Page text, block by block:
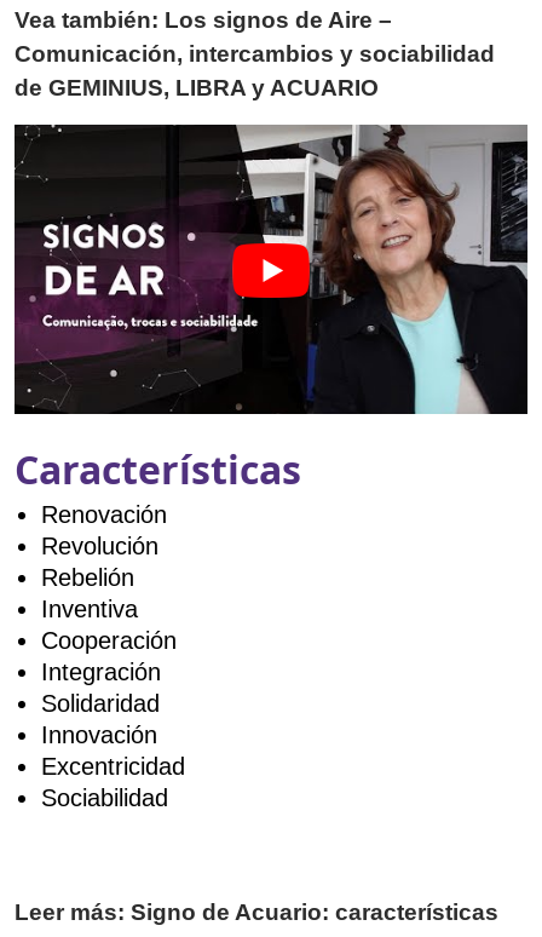
Vea también: Los signos de Aire –
Comunicación, intercambios y sociabilidad
de GEMINIUS, LIBRA y ACUARIO
Características
Renovación
Revolución
Rebelión
Inventiva
Cooperación
Integración
Solidaridad
Innovación
Excentricidad
Sociabilidad
Leer más: Signo de Acuario: características